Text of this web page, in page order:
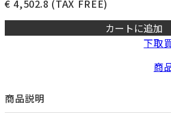
€ 4,502.8 (TAX FREE)
カートに追加
下取
商
商品説明